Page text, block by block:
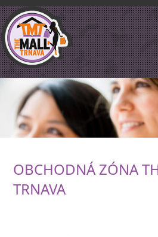
OBCHODNÁ ZÓNA
TRNAVA